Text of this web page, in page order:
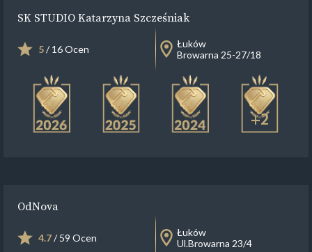
SK STUDIO Katarzyna Szcześniak
5/ 16 Ocen
Łuków
Browarna 25-27/18
+2
OdNova
4.7/ 59 Ocen
Łuków
Ul.Browarna 23/4